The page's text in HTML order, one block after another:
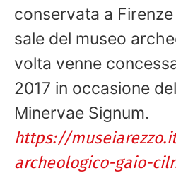
conservata a Firenze
sale del museo
volta venne
2017 in occasione
Minervae Signum.
https://
archeologico-gaio-